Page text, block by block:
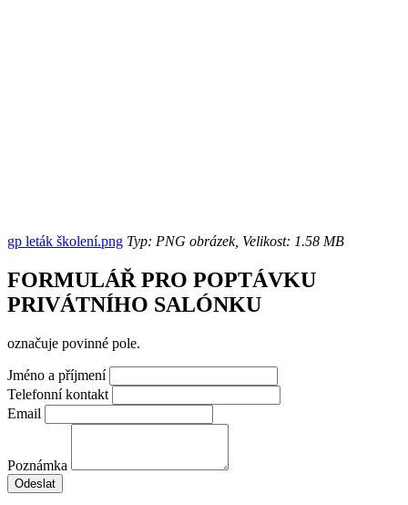
gp leták školení.png Typ: PNG obrázek, Velikost: 1.58 MB
FORMULÁŘ PRO POPTÁVKU
PRIVÁTNÍHO SALÓNKU
označuje povinné pole.
Jméno a příjmení
Telefonní kontakt
Email
Poznámka
Odeslat